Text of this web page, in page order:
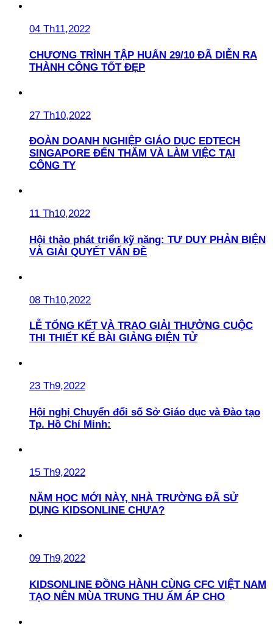
04 Th11,2022
CHƯƠNG TRÌNH TẬP HUẤN 29/10 ĐÃ DIỄN RA
THÀNH CÔNG TỐT ĐẸP
27 Th10,2022
ĐOÀN DOANH NGHIỆP GIÁO DỤC EDTECH
SINGAPORE ĐẾN THĂM VÀ LÀM VIỆC TẠI
CÔNG TY
11 Th10,2022
Hội thảo phát triển kỹ năng: TƯ DUY PHẢN BIỆN
VÀ GIẢI QUYẾT VẤN ĐỀ
08 Th10,2022
LỄ TỔNG KẾT VÀ TRAO GIẢI THƯỞNG CUỘC
THI THIẾT KẾ BÀI GIẢNG ĐIỆN TỬ
23 Th9,2022
Hội nghị Chuyển đổi số Sở Giáo dục và Đào tạo
Tp. Hồ Chí Minh:
15 Th9,2022
NĂM HỌC MỚI NÀY, NHÀ TRƯỜNG ĐÃ SỬ
DỤNG KIDSONLINE CHƯA?
09 Th9,2022
KIDSONLINE ĐỒNG HÀNH CÙNG CFC VIỆT NAM
TẠO NÊN MÙA TRUNG THU ẤM ÁP CHO